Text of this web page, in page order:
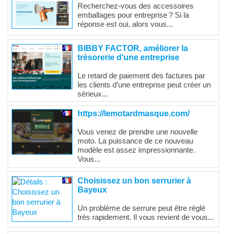
Recherchez-vous des accessoires
emballages pour entreprise ? Si la
réponse est oui, alors vous...
BIBBY FACTOR, améliorer la
trésorerie d'une entreprise
Le retard de paiement des factures par
les clients d’une entreprise peut créer un
sérieux...
https://lemotardmasque.com/
Vous venez de prendre une nouvelle
moto. La puissance de ce nouveau
modèle est assez impressionnante.
Vous...
Choisissez un bon serrurier à
Bayeux
Un problème de serrure peut être réglé
très rapidement. Il vous revient de vous...